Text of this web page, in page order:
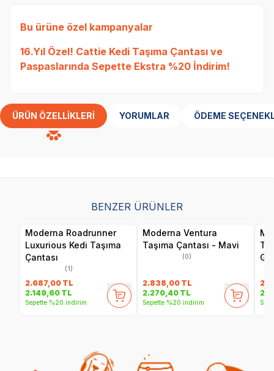
Bu ürüne özel kampanyalar
16.Yıl Özel! Cattie Kedi Taşıma Çantası ve
Paspaslarında Sepette Ekstra %20 İndirim!
ÜRÜN ÖZELLIKLERI YORUMLAR ÖDEME
BENZER ÜRÜNLER
Moderna Roadrunner
Luxurious Kedi Taşıma
Çantası
(1)
2.687,00 TL
2.149,60 TL
Sepette %20 indirim
Moderna Ventura
Taşıma Çantası - Mavi
(0)
2.838,00 TL
2.270,40 TL
Sepette %20 indirim
Gri